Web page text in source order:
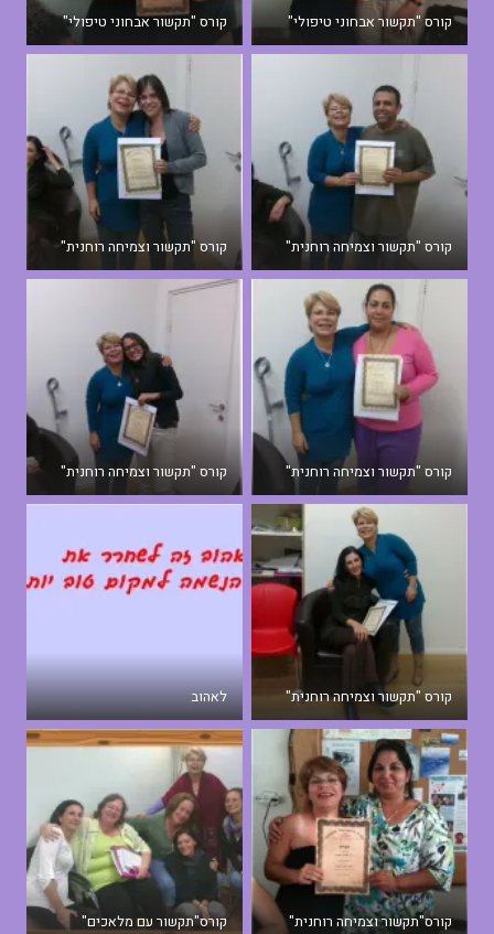
קורס "תקשור אבחוני טיפולי" קורס "תקשור אבחוני טיפולי"
קורס "תקשור וצמיחה רוחנית" קורס "תקשור וצמיחה רוחנית"
קורס "תקשור וצמיחה רוחנית" קורס "תקשור וצמיחה רוחנית"
קורס "תקשור וצמיחה רוחנית" לאהוב
קורס"תקשור וצמיחה רוחנית" קורס"תקשור עם מלאכים"